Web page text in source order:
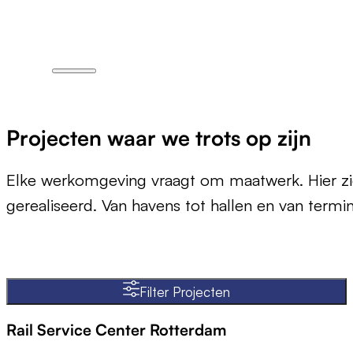
Projecten waar we trots op zijn
Elke werkomgeving vraagt om maatwerk. Hier
gerealiseerd. Van havens tot hallen en van
Filter Projecten
Rail Service Center Rotterdam